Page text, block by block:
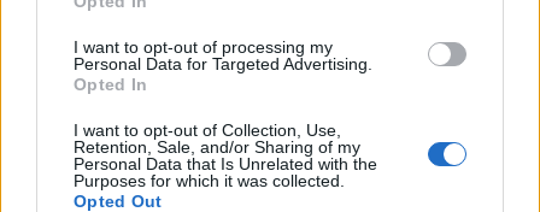
I want to opt-out of processing my
Personal Data for Targeted Advertising.
Opted In
I want to opt-out of Collection, Use,
Retention, Sale, and/or Sharing of my
Personal Data that Is Unrelated with the
Purposes for which it was collected.
Opted Out
31. mayo 2023 Por
Los valores de mercado sufrieron una fuerte bajada en mayo, aunque se
recuperaron en la última semana del mes. A continuación, repasamos los
jugadores más revalorizados y devaluados de los últimos 31 días en